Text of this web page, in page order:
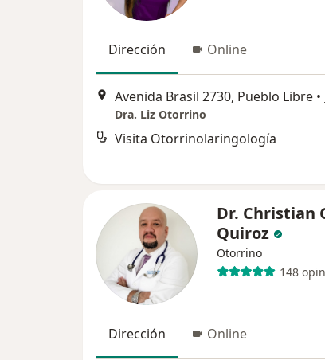
Dirección Online
Avenida Brasil 2730, Pueblo Libre •
Dra. Liz Otorrino
Visita Otorrinolaringología
Dr. Christian
Quiroz
Otorrino
148
Dirección Online